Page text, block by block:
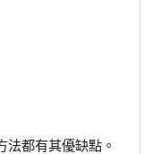
都有其優缺點。